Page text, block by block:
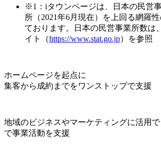
※1：iタウンページは、日本の民営
所（2021年6月現在）を上回る網羅
ております。日本の民営事業所数は
イト（https://www.stat.go.jp）を参照
ホームページを起点に
集客から成約までをワンストップで支援
地域のビジネスやマーケティングに活用
で事業活動を支援